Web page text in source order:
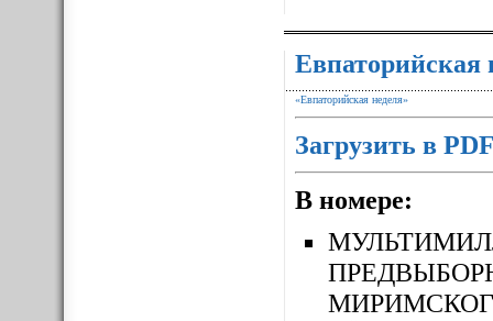
Евпаторийская
«Евпаторийская неделя»
Загрузить в
В номере: